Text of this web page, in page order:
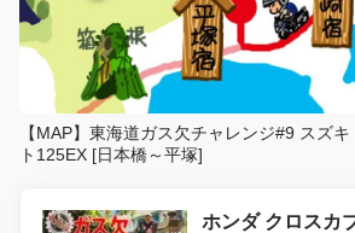
【MAP】東海道ガス欠チャレンジ#9 スズ
ト125EX [日本橋～平塚]
ホンダ クロスカ